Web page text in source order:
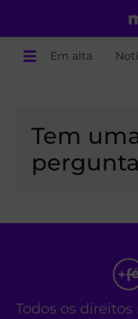
Em alta
Tem
Todos os